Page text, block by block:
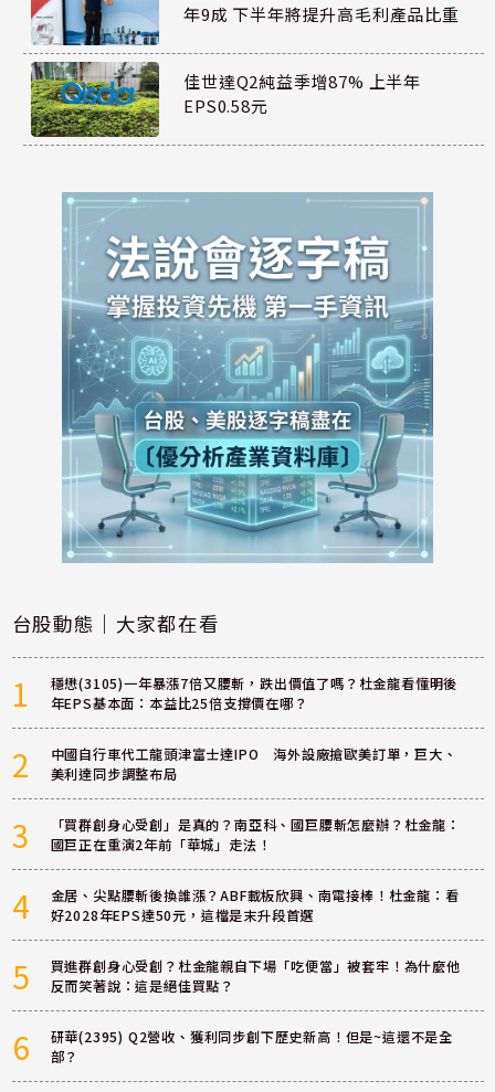
年9成 下半年將提升高毛利產品比重
佳世達Q2純益季增87% 上半年
EPS0.58元
台股動態｜大家都在看
1
穩懋(3105)一年暴漲7倍又腰斬，跌出價值了嗎？杜金龍看懂明後
年EPS基本面：本益比25倍支撐價在哪？
2
中國自行車代工龍頭津富士達IPO 海外設廠搶歐美訂單，巨大、
美利達同步調整布局
3
「買群創身心受創」是真的？南亞科、國巨腰斬怎麼辦？杜金龍：
國巨正在重演2年前「華城」走法！
4
金居、尖點腰斬後換誰漲？ABF載板欣興、南電接棒！杜金龍：看
好2028年EPS達50元，這檔是末升段首選
5
買進群創身心受創？杜金龍親自下場「吃便當」被套牢！為什麼他
反而笑著說：這是絕佳買點？
6
研華(2395) Q2營收、獲利同步創下歷史新高！但是~這還不是全
部？